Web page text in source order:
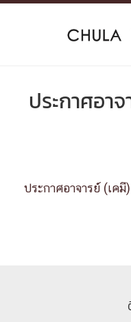
Skip
ประกาศอา
ประกาศอาจารย์ (เคมี)